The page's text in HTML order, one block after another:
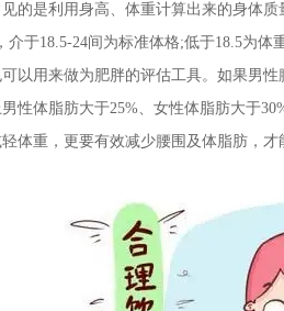
是利用身高、体重计算出来的身体质
介于18.5-24间为标准体格;低于18.5为
用来做为肥胖的评估工具。如果男性
性体脂肪大于25%、女性体脂肪大于
重，更要有效减少腰围及体脂肪，才